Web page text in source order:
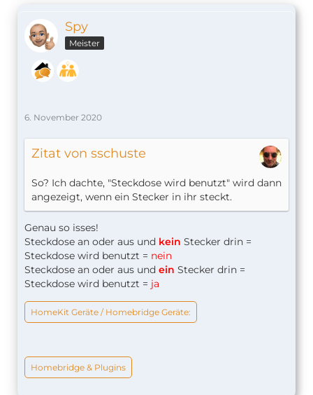
Spy
Meister
6. November 2020
Zitat von sschuste
So? Ich dachte, "Steckdose wird benutzt" wird dann
angezeigt, wenn ein Stecker in ihr steckt.
Genau so isses!
Steckdose an oder aus und kein Stecker drin =
Steckdose wird benutzt = nein
Steckdose an oder aus und ein Stecker drin =
Steckdose wird benutzt = ja
HomeKit Geräte / Homebridge Geräte:
Homebridge & Plugins